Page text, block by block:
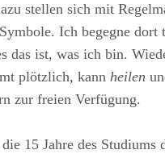
stellen sich mit
Ich begegne dort
das ist, was ich bin.
plötzlich, kann heilen
zur freien Verfügung.
15 Jahre des Studiums